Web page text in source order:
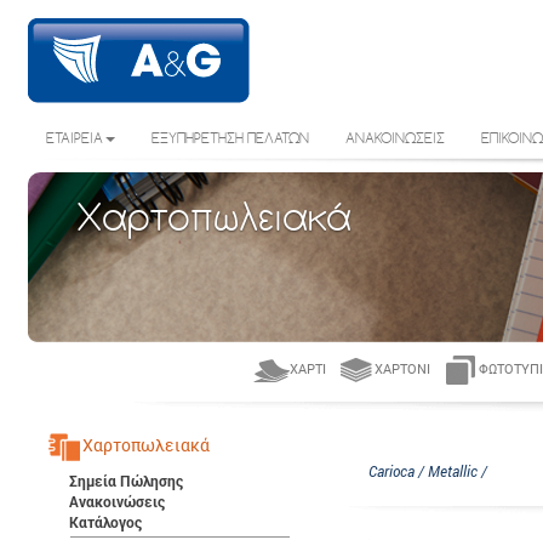
ΕΤΑΙΡΕΙΑ ΕΞΥΠΗΡΕΤΗΣΗ ΠΕΛΑΤΩΝ ΑΝΑΚΟΙΝΩΣΕΙΣ
Χαρτοπωλειακά
ΧΑΡΤΊ ΧΑΡΤΌΝΙ
Χαρτοπωλειακά
Σημεία Πώλησης
Ανακοινώσεις
Κατάλογος
Carioca / Metallic /